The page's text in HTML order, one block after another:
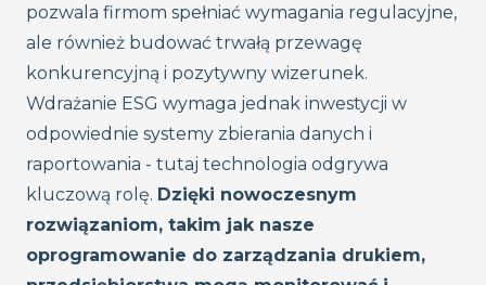
pozwala firmom spełniać wymagania regulacyjne,
ale również budować trwałą przewagę
konkurencyjną i pozytywny wizerunek.
Wdrażanie ESG wymaga jednak inwestycji w
odpowiednie systemy zbierania danych i
raportowania - tutaj technologia odgrywa
kluczową rolę. Dzięki nowoczesnym
rozwiązaniom, takim jak nasze
oprogramowanie do zarządzania drukiem,